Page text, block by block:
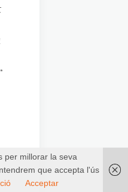
per millorar la seva
que accepta l'ús
Acceptar